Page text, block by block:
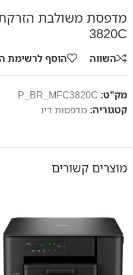
3820C
השווה הוסף לרשימת
מק"ט: P_BR_MFC3820C
קטגוריה: מדפסות דיו
מוצרים קשורים